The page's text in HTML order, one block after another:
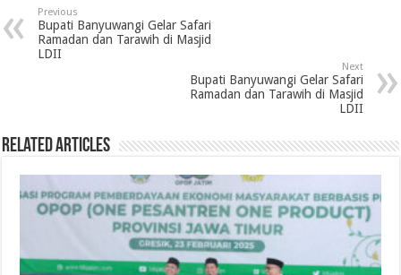
Previous
Bupati Banyuwangi Gelar Safari
Ramadan dan Tarawih di Masjid
LDII
Next
Bupati Banyuwangi Gelar Safari
Ramadan dan Tarawih di Masjid
LDII
Related Articles